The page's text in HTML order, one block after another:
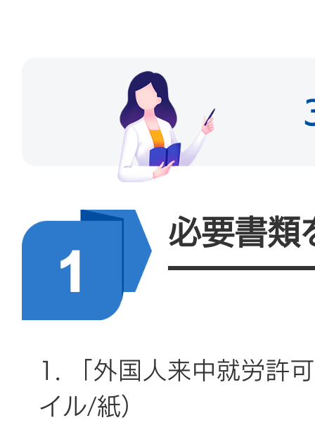
必要書類
1. 「外国人来中就労許
イル/紙）